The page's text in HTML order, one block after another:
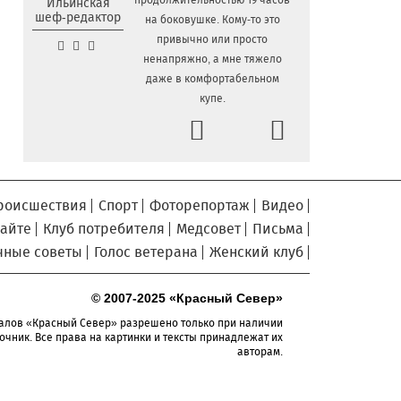
двумя детьми нашли в лесу под Вологдой
5.08.2026 09:04
Шесть вологодских
школьников отправятся в августе в
«Путешествие мечты»
В Вологде объявлены даты
заключительных экскурсий акции «Огни
общественных наблюдателей к
предстоящим выборам
4.08.2026 16:03
О лечении и профилактике
болезней суставов вологжанам
4.08.2026 15:36 На Горбатом мосту в
Вологде приступили к устройству опор и
пролетных строений
У Никольского источника
Ильинская
шеф-редактор
на боковушке. Кому-то это
привычно или просто
ненапряжно, а мне тяжело
даже в комфортабельном
купе.
Спорт Фоторепортаж
Видео
Клуб потребителя Медсовет
Письма
советы
Голос ветерана Женский клуб
© 2007-2025 «Красный Север»
«Красный Север» разрешено только при наличии
Все права на картинки и тексты принадлежат их
авторам.